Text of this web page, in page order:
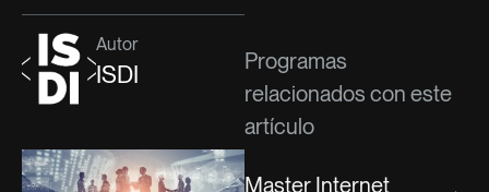
Autor
ISDI
Programas
relacionados con este
artículo
Master Internet